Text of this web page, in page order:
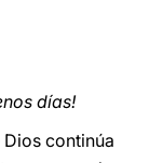
días!
continúa